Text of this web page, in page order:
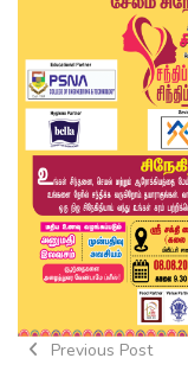
Previous Post